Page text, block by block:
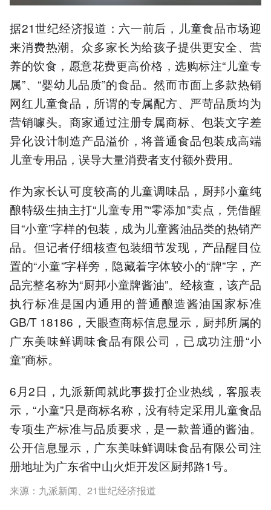
据21世纪经济报道：六一前后，儿童食品市场迎
来消费热潮。众多家长为给孩子提供更安全、营
养的饮食，愿意花费更高价格，选购标注“儿童专
属”、“婴幼儿品质”的食品。然而市面上多款热销
网红儿童食品，所谓的专属配方、严苛品质均为
营销噱头。商家通过注册专属商标、包装文字差
异化设计制造产品溢价，将普通食品包装成高端
儿童专用品，误导大量消费者支付额外费用。
作为家长认可度较高的儿童调味品，厨邦小童纯
酿特级生抽主打“儿童专用”“零添加”卖点，凭借醒
目“小童”字样的包装，成为儿童酱油品类的热销产
品。但记者仔细核查包装细节发现，产品醒目位
置的“小童”字样旁，隐藏着字体较小的“牌”字，产
品完整名称为“厨邦小童牌酱油”。经核查，该产品
执行标准是国内通用的普通酿造酱油国家标准
GB/T 18186，天眼查商标信息显示，厨邦所属的
广东美味鲜调味食品有限公司，已成功注册“小
童”商标。
6月2日，九派新闻就此事拨打企业热线，客服表
示，“小童”只是商标名称，没有特定采用儿童食品
专项生产标准与品质要求，是一款普通的酱油。
公开信息显示，广东美味鲜调味食品有限公司注
册地址为广东省中山火炬开发区厨邦路1号。
来源：九派新闻、21世纪经济报道